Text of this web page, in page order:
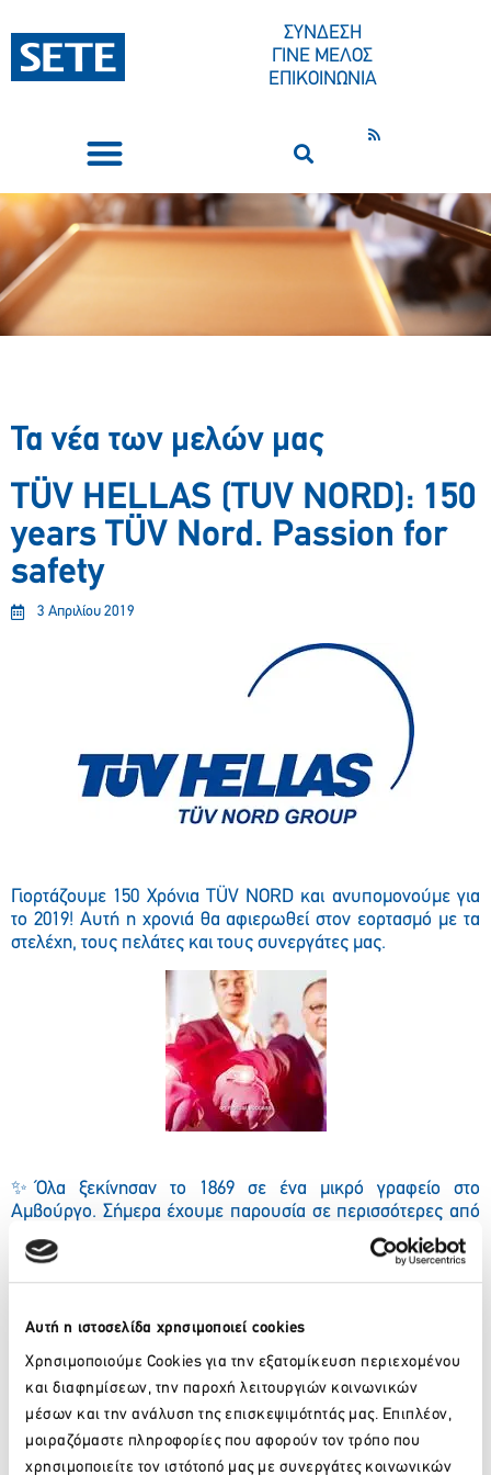
Αυτή η ιστοσελίδα χρησιμοποιεί cookies
Χρησιμοποιούμε Cookies για την εξατομίκευση περιεχομένου
και διαφημίσεων, την παροχή λειτουργιών κοινωνικών
μέσων και την ανάλυση της επισκεψιμότητάς μας. Επιπλέον,
μοιραζόμαστε πληροφορίες που αφορούν τον τρόπο που
χρησιμοποιείτε τον ιστότοπό μας με συνεργάτες κοινωνικών
ΣΥΝΔΕΣΗ
ΓΙΝΕ ΜΕΛΟΣ
ΕΠΙΚΟΙΝΩΝΙΑ
Τα νέα των μελών μας
TÜV HELLAS (TUV NORD): 150
years TÜV Nord. Passion for
safety
3 Απριλίου 2019
Γιορτάζουμε 150 Χρόνια TÜV NORD και ανυπομονούμε για
το 2019! Αυτή η χρονιά θα αφιερωθεί στον εορτασμό με τα
στελέχη, τους πελάτες και τους συνεργάτες μας.
✨Όλα ξεκίνησαν το 1869 σε ένα μικρό γραφείο στο
Αμβούργο. Σήμερα έχουμε παρουσία σε περισσότερες από
70 χώρες και ενώνουμε τους συνεργάτες και πελάτες μας
στην προσπάθεια για την
υπευθυνότητααπέναντι
στην κοινωνία, την τεχνολογία και το περιβάλλον.
Πίσω